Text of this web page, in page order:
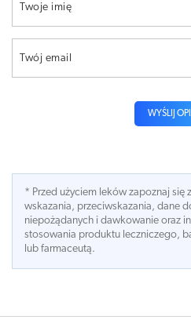
Twoje imię
Twój email
WYŚLIJ
* Przed użyciem leków zapoznaj się
wskazania, przeciwskazania, dane
niepożądanych i dawkowanie oraz
stosowania produktu leczniczego,
lub farmaceutą.